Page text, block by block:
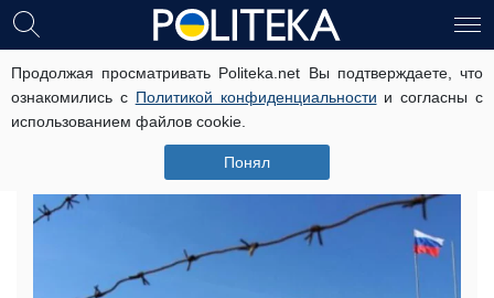
Продолжая просматривать Politeka.net Вы подтверждаете, что
ознакомились с Политикой конфиденциальности и согласны с
использованием файлов cookie.
Понял
Разводят кроликов: крымчане
тоскуют по прежней счастливой
жизни